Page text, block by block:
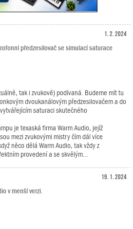
1. 2. 2024
předzesilovač se simulací saturace
tak i zvukově) podívaná. Budeme mít tu
dvoukanálovým předzesilovačem a do
saturaci skutečného
je texaská firma Warm Audio, jejíž
mezi zvukovými mistry čím dál více
něco dělá Warm Audio, tak vždy z
provedení a se skvělým...
19. 1. 2024
v menší verzi.